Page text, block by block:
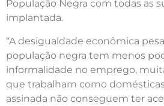
População Negra com todas as
implantada.
“A desigualdade econômica
população negra tem menos
informalidade no emprego,
que trabalham como
assinada não conseguem ter